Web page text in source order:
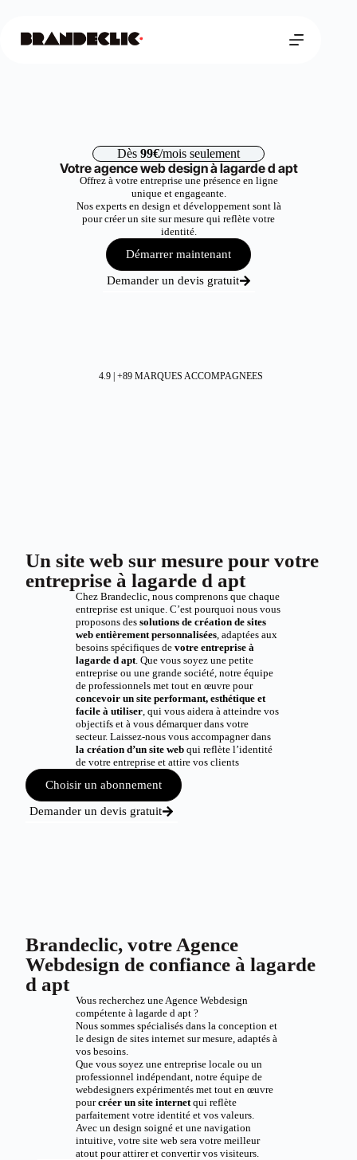
Dès 99€/mois seulement
Votre agence web design à lagarde d apt
Offrez à votre entreprise une présence en ligne
unique et engageante.
Nos experts en design et développement sont là
pour créer un site sur mesure qui reflète votre
identité.
Démarrer maintenant
Demander un devis gratuit
4.9 | +89 MARQUES ACCOMPAGNEES
Un site web sur mesure pour votre
entreprise à lagarde d apt
Chez Brandeclic, nous comprenons que chaque
entreprise est unique. C’est pourquoi nous vous
proposons des solutions de création de sites
web entièrement personnalisées, adaptées aux
besoins spécifiques de votre entreprise à
lagarde d apt. Que vous soyez une petite
entreprise ou une grande société, notre équipe
de professionnels met tout en œuvre pour
concevoir un site performant, esthétique et
facile à utiliser, qui vous aidera à atteindre vos
objectifs et à vous démarquer dans votre
secteur. Laissez-nous vous accompagner dans
la création d’un site webqui reflète l’identité
de votre entreprise et attire vos clients
Choisir un abonnement
Demander un devis gratuit
Brandeclic, votre Agence
Webdesign de confiance à lagarde
d apt
Vous recherchez une Agence Webdesign
compétente à lagarde d apt ?
Nous sommes spécialisés dans la conception et
le design de sites internet sur mesure, adaptés à
vos besoins.
Que vous soyez une entreprise locale ou un
professionnel indépendant, notre équipe de
webdesigners expérimentés met tout en œuvre
pourcréer un site internetqui reflète
parfaitement votre identité et vos valeurs.
Avec un design soigné et une navigation
intuitive, votre site web sera votre meilleur
atout pour attirer et convertir vos visiteurs.